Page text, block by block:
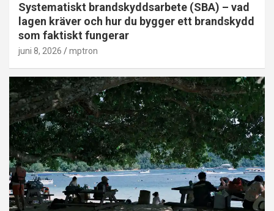
Systematiskt brandskyddsarbete (SBA) – vad
lagen kräver och hur du bygger ett brandskydd
som faktiskt fungerar
juni 8, 2026 mptron